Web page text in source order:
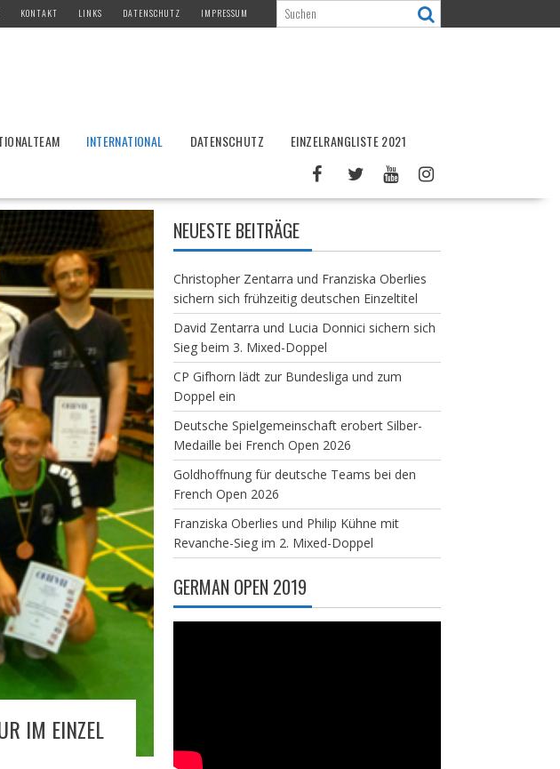
KONTAKT LINKS DATENSCHUTZ IMPRESSUM
INTERNATIONAL DATENSCHUTZ EINZELRANGLISTE 2021
IM EINZEL
NEUESTE BEITRÄGE
Christopher Zentarra und Franziska Oberlies
sichern sich frühzeitig deutschen Einzeltitel
David Zentarra und Lucia Donnici sichern sich
Sieg beim 3. Mixed-Doppel
CP Gifhorn lädt zur Bundesliga und zum
Doppel ein
Deutsche Spielgemeinschaft erobert Silber-
Medaille bei French Open 2026
Goldhoffnung für deutsche Teams bei den
French Open 2026
Franziska Oberlies und Philip Kühne mit
Revanche-Sieg im 2. Mixed-Doppel
GERMAN OPEN 2019